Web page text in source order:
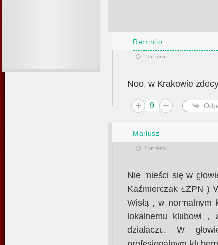
Reminiio
2 lat temu
Noo, w Krakowie
9
Mariusz
2 lat temu
Nie mieści się w
Kaźmierczak ŁZPN )
Wisłą , w normalnym
lokalnemu klubowi
działaczu. W